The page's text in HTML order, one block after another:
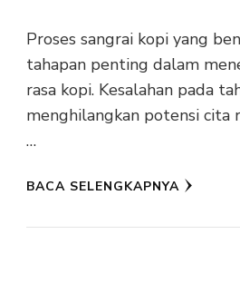
Proses sangrai kopi yang
tahapan penting dalam
rasa kopi. Kesalahan pada
menghilangkan potensi cita
…
BACA SELENGKAPNYA